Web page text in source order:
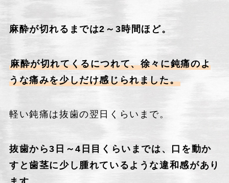
麻酔が切れるまでは2～3時間ほど。
麻酔が切れてくるにつれて、徐々に鈍痛のよ
うな痛みを少しだけ感じられました。
軽い鈍痛は抜歯の翌日くらいまで。
抜歯から3日～4日目くらいまでは、口を動か
すと歯茎に少し腫れているような違和感があり